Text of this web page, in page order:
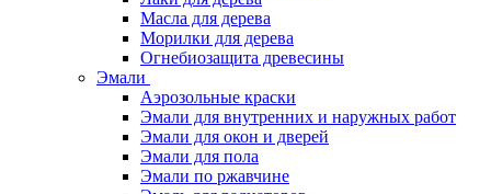
Масла для дерева
Морилки для дерева
Огнебиозащита древесины
Эмали
Аэрозольные краски
Эмали для внутренних и наружных работ
Эмали для окон и дверей
Эмали для пола
Эмали по ржавчине